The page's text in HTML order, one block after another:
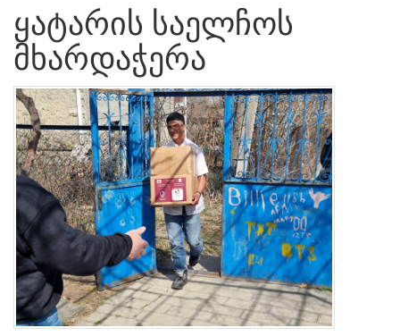
ყატარის საელჩოს
მხარდაჭერა